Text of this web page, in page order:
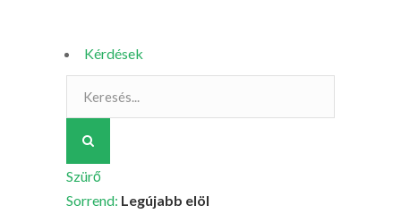
Kérdések
Szürő
Sorrend: Legújabb elöl